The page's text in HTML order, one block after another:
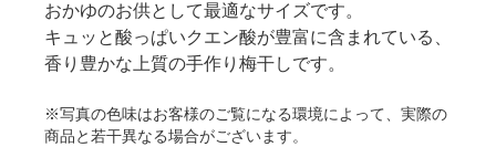
おかゆのお供として最適なサイズです。
キュッと酸っぱいクエン酸が豊富に含まれている、
香り豊かな上質の手作り梅干しです。
※写真の色味はお客様のご覧になる環境によって、実際の
商品と若干異なる場合がございます。